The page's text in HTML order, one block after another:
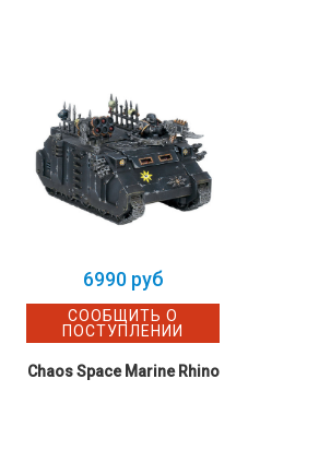
6990 руб
СООБЩИТЬ О
ПОСТУПЛЕНИИ
Chaos Space Marine Rhino